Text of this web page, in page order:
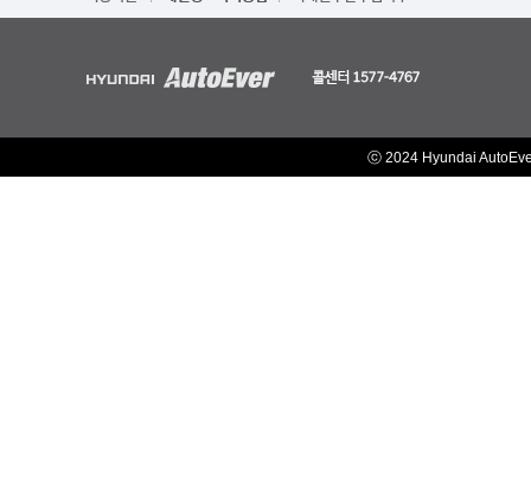
ⓒ 2024 Hyundai